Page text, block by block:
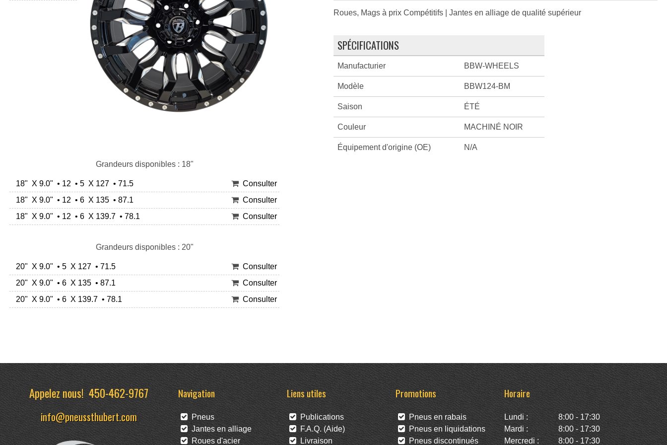
Grandeurs disponibles : 18"
18" X 9.0" • 12 • 5 X 127 • 71.5
Consulter
18" X 9.0" • 12 • 6 X 135 • 87.1
Consulter
18" X 9.0" • 12 • 6 X 139.7 • 78.1
Consulter
Grandeurs disponibles : 20"
20" X 9.0" • 5 X 127 • 71.5
Consulter
20" X 9.0" • 6 X 135 • 87.1
Consulter
20" X 9.0" • 6 X 139.7 • 78.1
Consulter
Roues, Mags à prix Compétitifs | Jantes en alliage de qualité supérieur
SPÉCIFICATIONS
Manufacturier BBW-WHEELS
Modèle BBW124-BM
Saison ÉTÉ
Couleur MACHINÉ NOIR
Équipement d'origine (OE) N/A
Appelez nous!450-462-9767
info@pneussthubert.com
Navigation
Pneus
Jantes en alliage
Roues d'acier
Liens utiles
Publications
F.A.Q. (Aide)
Livraison
Promotions
Pneus en rabais
Pneus en liquidations
Pneus discontinués
Horaire
Lundi :
8:00 - 17:30
Mardi :
8:00 - 17:30
Mercredi :
8:00 - 17:30